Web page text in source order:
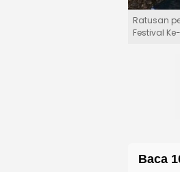
Ratusan
Festival
Baca